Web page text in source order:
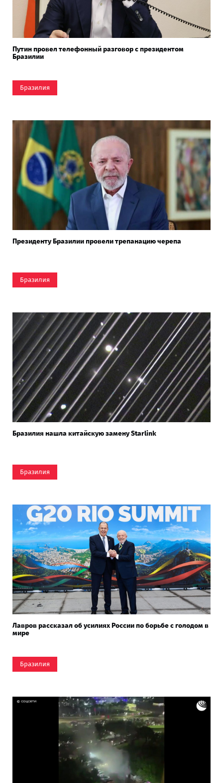
Путин провел телефонный разговор с президентом
Бразилии
Бразилия
Президенту Бразилии провели трепанацию черепа
Бразилия
Бразилия нашла китайскую замену Starlink
Бразилия
Лавров рассказал об усилиях России по борьбе с голодом в
мире
Бразилия